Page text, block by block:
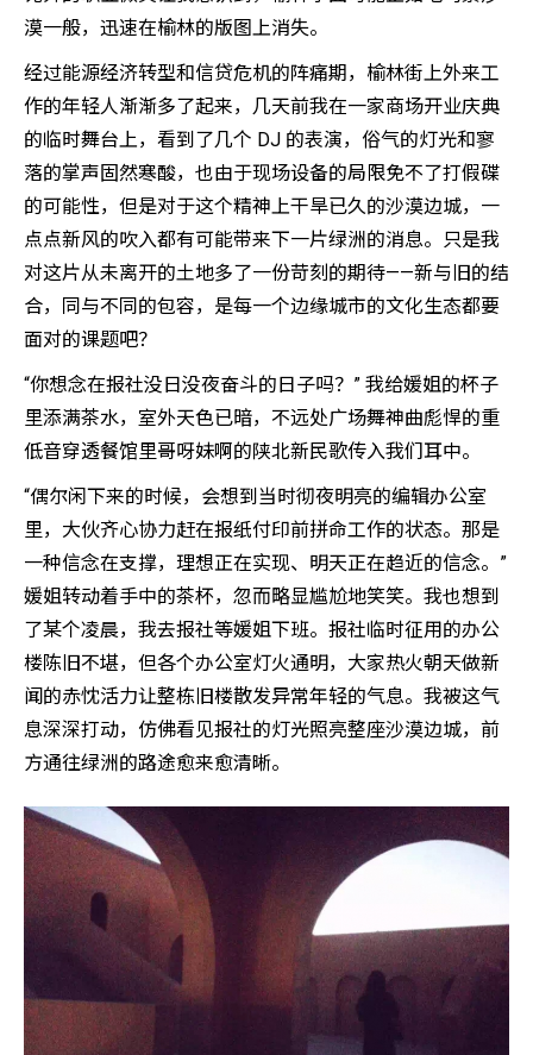
漠一般，迅速在榆林的版图上消失。
经过能源经济转型和信贷危机的阵痛期，榆林街上外来工
作的年轻人渐渐多了起来，几天前我在一家商场开业庆典
的临时舞台上，看到了几个 DJ 的表演，俗气的灯光和寥
落的掌声固然寒酸，也由于现场设备的局限免不了打假碟
的可能性，但是对于这个精神上干旱已久的沙漠边城，一
点点新风的吹入都有可能带来下一片绿洲的消息。只是我
对这片从未离开的土地多了一份苛刻的期待——新与旧的结
合，同与不同的包容，是每一个边缘城市的文化生态都要
面对的课题吧？
“你想念在报社没日没夜奋斗的日子吗？” 我给媛姐的杯子
里添满茶水，室外天色已暗，不远处广场舞神曲彪悍的重
低音穿透餐馆里哥呀妹啊的陕北新民歌传入我们耳中。
“偶尔闲下来的时候，会想到当时彻夜明亮的编辑办公室
里，大伙齐心协力赶在报纸付印前拼命工作的状态。那是
一种信念在支撑，理想正在实现、明天正在趋近的信念。”
媛姐转动着手中的茶杯，忽而略显尴尬地笑笑。我也想到
了某个凌晨，我去报社等媛姐下班。报社临时征用的办公
楼陈旧不堪，但各个办公室灯火通明，大家热火朝天做新
闻的赤忱活力让整栋旧楼散发异常年轻的气息。我被这气
息深深打动，仿佛看见报社的灯光照亮整座沙漠边城，前
方通往绿洲的路途愈来愈清晰。